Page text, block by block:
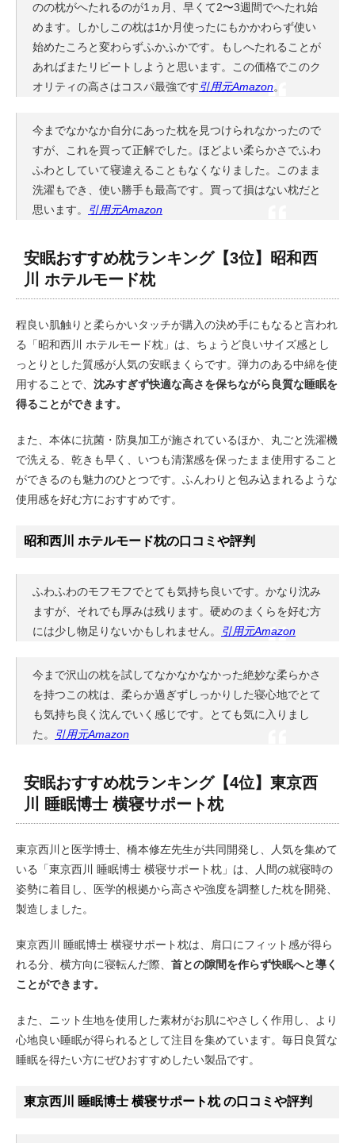
のの枕がへたれるのが1ヵ月、早くて2〜3週間でへたれ始
めます。しかしこの枕は1か月使ったにもかかわらず使い
始めたころと変わらずふかふかです。もしへたれることが
あればまたリピートしようと思います。この価格でこのク
オリティの高さはコスパ最強です引用元Amazon。
今までなかなか自分にあった枕を見つけられなかったので
すが、これを買って正解でした。ほどよい柔らかさでふわ
ふわとしていて寝違えることもなくなりました。このまま
洗濯もでき、使い勝手も最高です。買って損はない枕だと
思います。
引用元Amazon
安眠おすすめ枕ランキング【3位】昭和西
川 ホテルモード枕
程良い肌触りと柔らかいタッチが購入の決め手にもなると言われ
る「昭和西川 ホテルモード枕」は、ちょうど良いサイズ感とし
っとりとした質感が人気の安眠まくらです。弾力のある中綿を使
用することで、 沈みすぎず快適な高さを保ちながら良質な睡眠を
得ることができます。
また、本体に抗菌・防臭加工が施されているほか、丸ごと洗濯機
で洗える、乾きも早く、いつも清潔感を保ったまま使用すること
ができるのも魅力のひとつです。ふんわりと包み込まれるような
使用感を好む方におすすめです。
昭和西川 ホテルモード枕の口コミや評判
ふわふわのモフモフでとても気持ち良いです。かなり沈み
ますが、それでも厚みは残ります。硬めのまくらを好む方
には少し物足りないかもしれません。
引用元Amazon
今まで沢山の枕を試してなかなかなかった絶妙な柔らかさ
を持つこの枕は、柔らか過ぎずしっかりした寝心地でとて
も気持ち良く沈んでいく感じです。とても気に入りまし
た。
引用元Amazon
安眠おすすめ枕ランキング【4位】東京西
川 睡眠博士 横寝サポート枕
東京西川と医学博士、橋本修左先生が共同開発し、人気を集めて
いる「東京西川 睡眠博士 横寝サポート枕」は、人間の就寝時の
姿勢に着目し、医学的根拠から高さや強度を調整した枕を開発、
製造しました。
東京西川 睡眠博士 横寝サポート枕は、肩口にフィット感が得ら
れる分、横方向に寝転んだ際、 首との隙間を作らず快眠へと導く
ことができます。
また、ニット生地を使用した素材がお肌にやさしく作用し、より
心地良い睡眠が得られるとして注目を集めています。毎日良質な
睡眠を得たい方にぜひおすすめしたい製品です。
東京西川 睡眠博士 横寝サポート枕 の口コミや評判